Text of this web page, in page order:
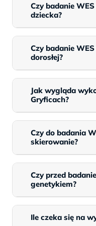
Czy badanie
dziecka?
Czy badanie
dorosłej?
Jak wygląda
Gryficach?
Czy do badania
skierowanie?
Czy przed
genetykiem?
Ile czeka się na